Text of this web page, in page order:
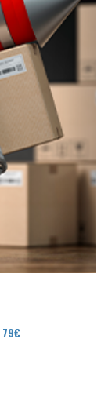
prodotto
79€